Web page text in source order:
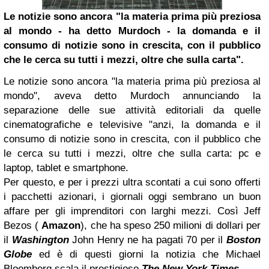
Le notizie sono ancora "la materia prima più preziosa
al mondo - ha detto Murdoch - la domanda e il
consumo di notizie sono in crescita, con il pubblico
che le cerca su tutti i mezzi, oltre che sulla carta".
Le notizie sono ancora "la materia prima più preziosa al
mondo", aveva detto Murdoch annunciando la
separazione delle sue attività editoriali da quelle
cinematografiche e televisive "anzi, la domanda e il
consumo di notizie sono in crescita, con il pubblico che
le cerca su tutti i mezzi, oltre che sulla carta: pc e
laptop, tablet e smartphone.
Per questo, e per i prezzi ultra scontati a cui sono offerti
i pacchetti azionari, i giornali oggi sembrano un buon
affare per gli imprenditori con larghi mezzi. Così Jeff
Bezos (Amazon), che ha speso 250 milioni di dollari per
il WashingtonJohn Henry ne ha pagati 70 per ilBoston
Globe ed è di questi giorni la notizia che Michael